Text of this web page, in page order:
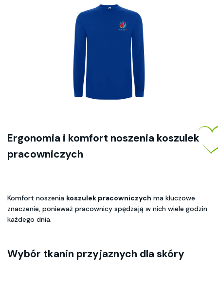
Ergonomia i komfort noszenia koszulek
pracowniczych
Komfort noszenia koszulek pracowniczych ma kluczowe
znaczenie, ponieważ pracownicy spędzają w nich wiele godzin
każdego dnia.
Wybór tkanin przyjaznych dla skóry